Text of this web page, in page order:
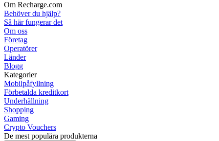
Om Recharge.com
Behöver du hjälp?
Så här fungerar det
Om oss
Företag
Operatörer
Länder
Blogg
Kategorier
Mobilpåfyllning
Förbetalda kreditkort
Underhållning
Shopping
Gaming
Crypto Vouchers
De mest populära produkterna